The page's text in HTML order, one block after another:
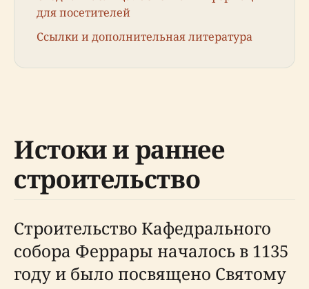
для посетителей
Ссылки и дополнительная литература
Истоки и раннее
строительство
Строительство Кафедрального
собора Феррары началось в 1135
году и было посвящено Святому